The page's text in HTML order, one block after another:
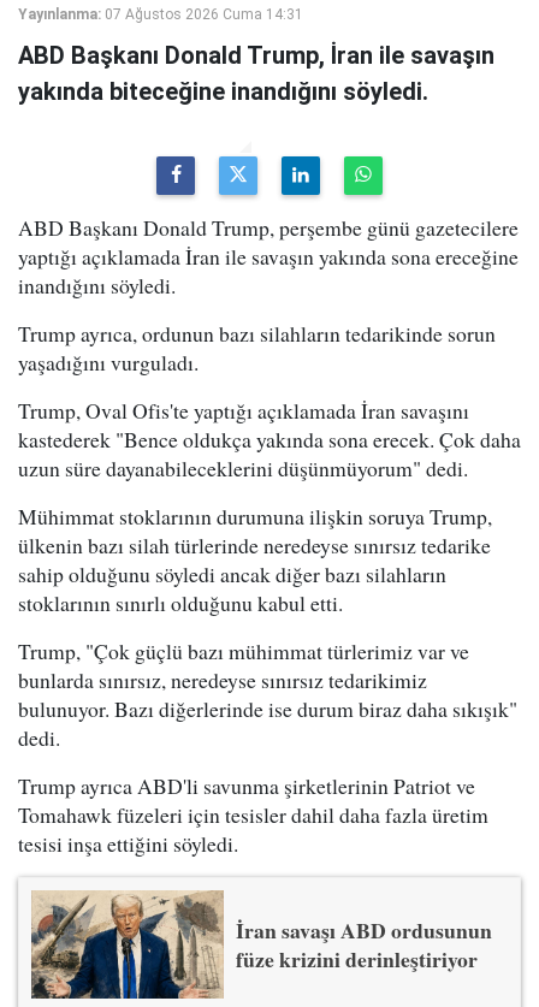
Yayınlanma: 07 Ağustos 2026 Cuma 14:31
ABD Başkanı Donald Trump, İran ile savaşın
yakında biteceğine inandığını söyledi.
ABD Başkanı Donald Trump, perşembe günü gazetecilere
yaptığı açıklamada İran ile savaşın yakında sona ereceğine
inandığını söyledi.
Trump ayrıca, ordunun bazı silahların tedarikinde sorun
yaşadığını vurguladı.
Trump, Oval Ofis'te yaptığı açıklamada İran savaşını
kastederek "Bence oldukça yakında sona erecek. Çok daha
uzun süre dayanabileceklerini düşünmüyorum" dedi.
Mühimmat stoklarının durumuna ilişkin soruya Trump,
ülkenin bazı silah türlerinde neredeyse sınırsız tedarike
sahip olduğunu söyledi ancak diğer bazı silahların
stoklarının sınırlı olduğunu kabul etti.
Trump, "Çok güçlü bazı mühimmat türlerimiz var ve
bunlarda sınırsız, neredeyse sınırsız tedarikimiz
bulunuyor. Bazı diğerlerinde ise durum biraz daha sıkışık"
dedi.
Trump ayrıca ABD'li savunma şirketlerinin Patriot ve
Tomahawk füzeleri için tesisler dahil daha fazla üretim
tesisi inşa ettiğini söyledi.
İran savaşı ABD ordusunun
füze krizini derinleştiriyor